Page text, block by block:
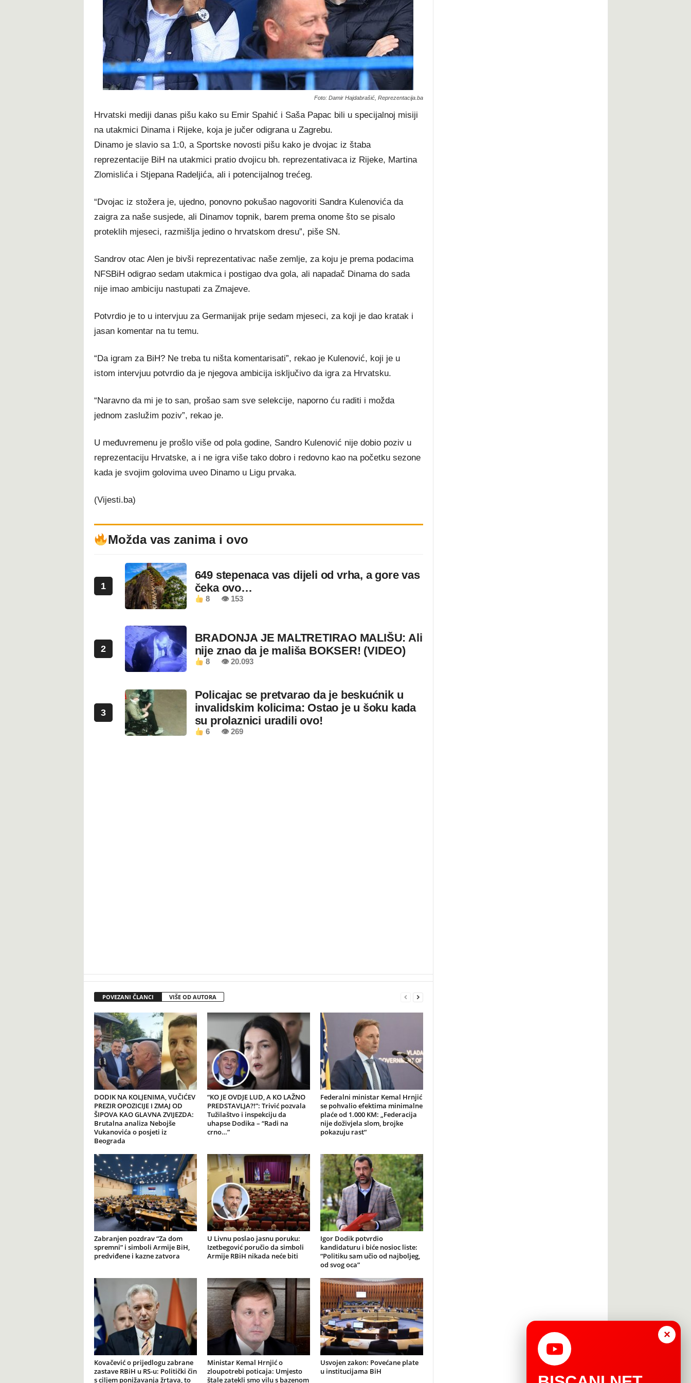
t
Foto: Damir Hajdabrašić, Reprezentacija.ba
Hrvatski mediji danas pišu kako su Emir Spahić i Saša Papac bili u specijalnoj misiji
na utakmici Dinama i Rijeke, koja je jučer odigrana u Zagrebu.
Dinamo je slavio sa 1:0, a Sportske novosti pišu kako je dvojac iz štaba
reprezentacije BiH na utakmici pratio dvojicu bh. reprezentativaca iz Rijeke, Martina
Zlomislića i Stjepana Radeljića, ali i potencijalnog trećeg.
“Dvojac iz stožera je, ujedno, ponovno pokušao nagovoriti Sandra Kulenovića da
zaigra za naše susjede, ali Dinamov topnik, barem prema onome što se pisalo
proteklih mjeseci, razmišlja jedino o hrvatskom dresu”, piše SN.
Sandrov otac Alen je bivši reprezentativac naše zemlje, za koju je prema podacima
NFSBiH odigrao sedam utakmica i postigao dva gola, ali napadač Dinama do sada
nije imao ambiciju nastupati za Zmajeve.
Potvrdio je to u intervjuu za Germanijak prije sedam mjeseci, za koji je dao kratak i
jasan komentar na tu temu.
“Da igram za BiH? Ne treba tu ništa komentarisati”, rekao je Kulenović, koji je u
istom intervjuu potvrdio da je njegova ambicija isključivo da igra za Hrvatsku.
“Naravno da mi je to san, prošao sam sve selekcije, naporno ću raditi i možda
jednom zaslužim poziv”, rekao je.
U međuvremenu je prošlo više od pola godine, Sandro Kulenović nije dobio poziv u
reprezentaciju Hrvatske, a i ne igra više tako dobro i redovno kao na početku sezone
kada je svojim golovima uveo Dinamo u Ligu prvaka.
(Vijesti.ba)
Možda vas zanima i ovo
1
649 stepenaca vas dijeli od vrha, a gore vas
čeka ovo…
8 👁 153
2
BRADONJA JE MALTRETIRAO MALIŠU: Ali
nije znao da je mališa BOKSER! (VIDEO)
8 👁 20.093
3
Policajac se pretvarao da je beskućnik u
invalidskim kolicima: Ostao je u šoku kada
su prolaznici uradili ovo!
6 👁 269
POVEZANI ČLANCI VIŠE OD AUTORA
DODIK NA KOLJENIMA, VUČIĆEV
PREZIR OPOZICIJE I ZMAJ OD
ŠIPOVA KAO GLAVNA ZVIJEZDA:
Brutalna analiza Nebojše
Vukanovića o posjeti iz
Beograda
“KO JE OVDJE LUD, A KO LAŽNO
PREDSTAVLJA?!”: Trivić pozvala
Tužilaštvo i inspekciju da
uhapse Dodika – “Radi na
crno…”
Federalni ministar Kemal Hrnjić
se pohvalio efektima minimalne
plaće od 1.000 KM: „Federacija
nije doživjela slom, brojke
pokazuju rast“
Zabranjen pozdrav “Za dom
spremni” i simboli Armije BiH,
predviđene i kazne zatvora
U Livnu poslao jasnu poruku:
Izetbegović poručio da simboli
Armije RBiH nikada neće biti
Igor Dodik potvrdio
kandidaturu i biće nosioc liste:
“Politiku sam učio od najboljeg,
od svog oca”
Kovačević o prijedlogu zabrane
zastave RBiH u RS-u: Politički čin
s ciljem ponižavanja žrtava, to
Ministar Kemal Hrnjić o
zloupotrebi poticaja: Umjesto
štale zatekli smo vilu s bazenom
Usvojen zakon: Povećane plate
u institucijama BiH
×